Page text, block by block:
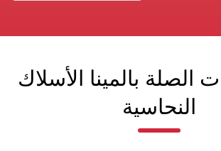
الصلة بالمينا الأسلاك
النحاسية